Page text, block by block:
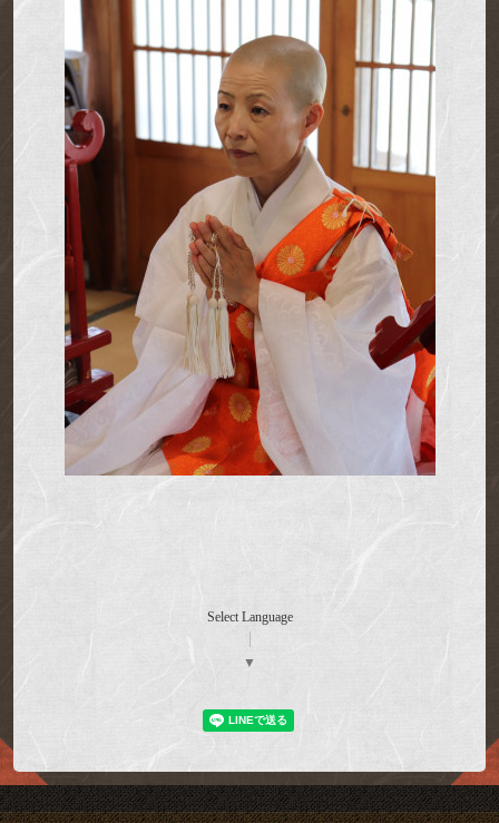
Select Language
▼